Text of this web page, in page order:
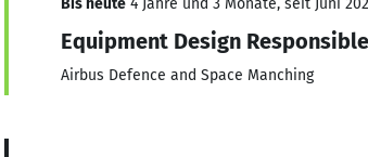
Bis heute 4 Jahre und 3 Monate, seit Juni
Equipment Design Responsible
Airbus Defence and Space Manching